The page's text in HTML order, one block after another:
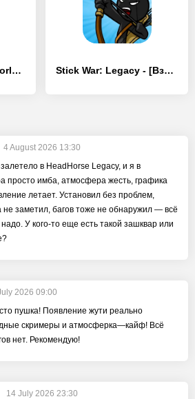
FA Soccer Legacy World Edition - [Взлом/МОД Меню] Stick War: Legacy - [Взлом/МОД Все открыто]
4 August 2026 13:30
в HeadHorse Legacy, и я в
просто имба, атмосфера жесть, графика
летает. Установил без проблем,
не заметил, багов тоже не обнаружил — всё
надо. У кого-то еще есть такой зашквар или
2026 09:00
пушка! Появление жути реально
скримеры и атмосферка—кайф! Всё
нет. Рекомендую!
14 July 2026 23:30